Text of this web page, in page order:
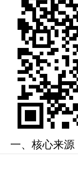
一、核心来源
转世是功德